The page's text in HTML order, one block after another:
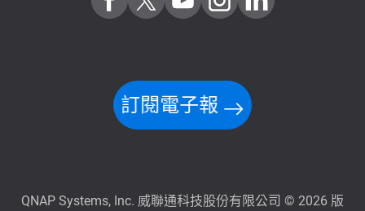
訂閱電子報
QNAP Systems, Inc. 威聯通科技股份有限公司 © 2026 版